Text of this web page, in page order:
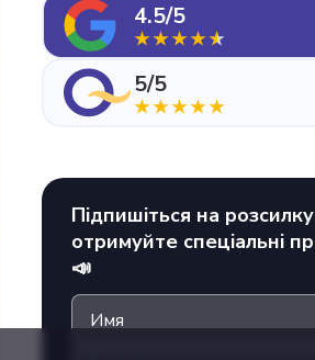
4.5/5
5/5
Підпишіться на
отримуйте спеціальні
📣